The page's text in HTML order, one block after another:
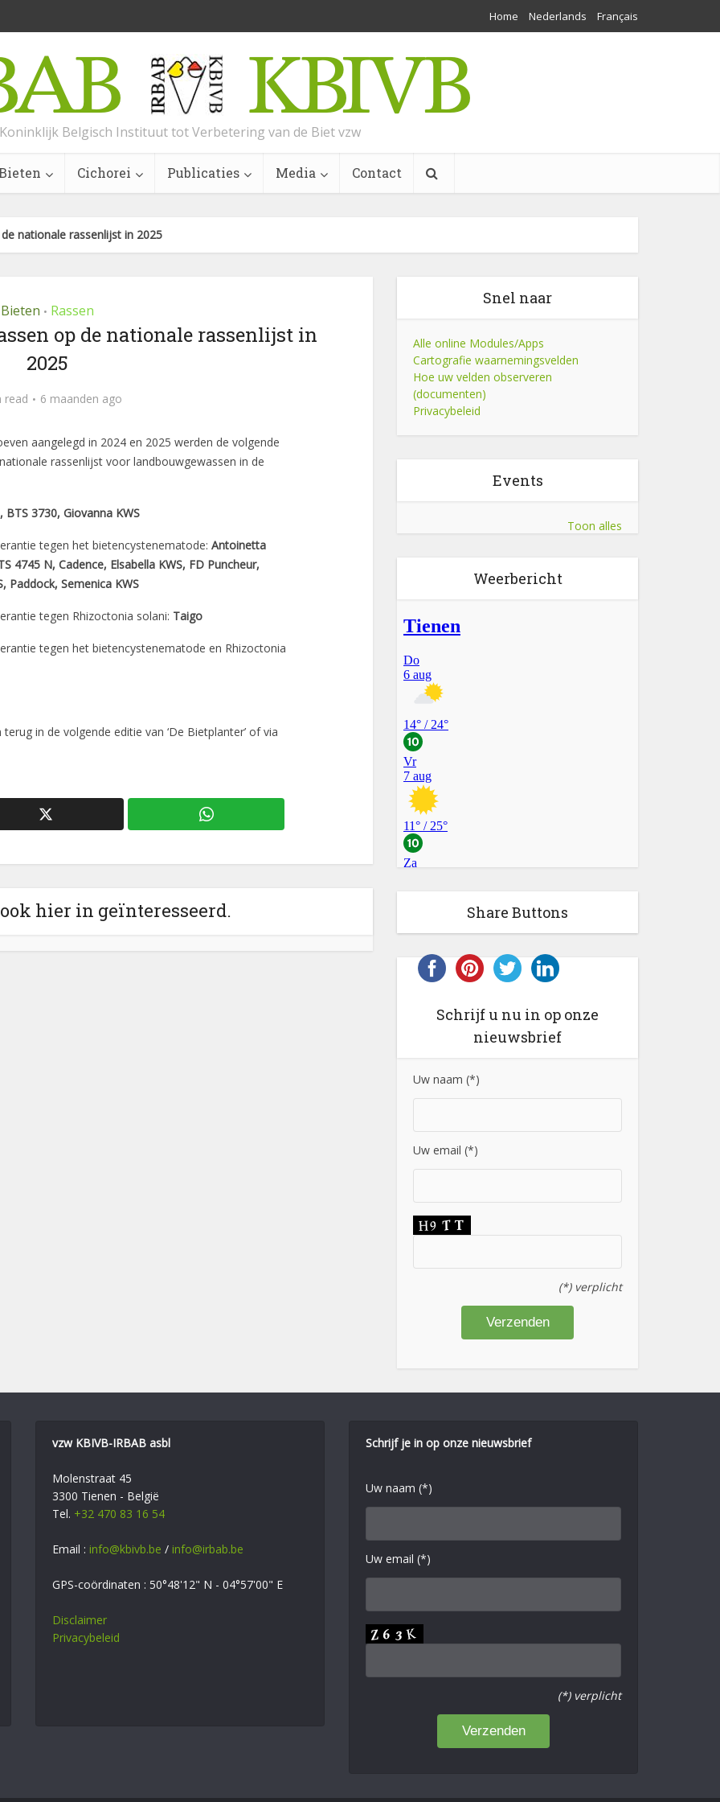
Home Nederlands Français
Koninklijk Belgisch Instituut tot Verbetering van de Biet vzw
Cichorei Publicaties Media Contact
nationale rassenlijst in 2025
Bieten • Rassen
op de nationale rassenlijst in
2025
read 6 maanden ago
aangelegd in 2024 en 2025 werden de volgende
rassenlijst voor landbouwgewassen in de
BTS 3730, Giovanna KWS
tegen het bietencystenematode: Antoinetta
4745 N, Cadence, Elsabella KWS, FD Puncheur,
Paddock, Semenica KWS
tegen Rhizoctonia solani: Taigo
tegen het bietencystenematode en Rhizoctonia
in de volgende editie van ‘De Bietplanter’ of via
hier in geïnteresseerd.
Snel naar
Alle online Modules/Apps
Cartografie waarnemingsvelden
Hoe uw velden observeren
(documenten)
Privacybeleid
Events
Toon alles
Weerbericht
Share Buttons
Schrijf u nu in op onze
nieuwsbrief
Uw naam (*)
Uw email (*)
(*) verplicht
vzw KBIVB-IRBAB asbl
Molenstraat 45
3300 Tienen - België
Tel. +32 470 83 16 54
Email : info@kbivb.be / info@irbab.be
GPS-coördinaten : 50°48'12" N - 04°57'00" E
Disclaimer
Privacybeleid
Schrijf je in op onze nieuwsbrief
Uw naam (*)
Uw email (*)
(*) verplicht